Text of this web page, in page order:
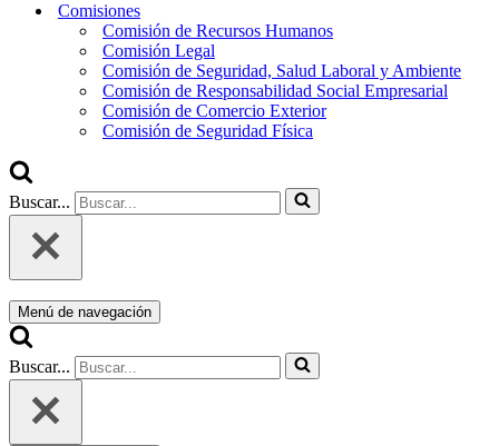
Comisiones
Comisión de Recursos Humanos
Comisión Legal
Comisión de Seguridad, Salud Laboral y Ambiente
Comisión de Responsabilidad Social Empresarial
Comisión de Comercio Exterior
Comisión de Seguridad Física
Buscar...
Menú de navegación
Buscar...